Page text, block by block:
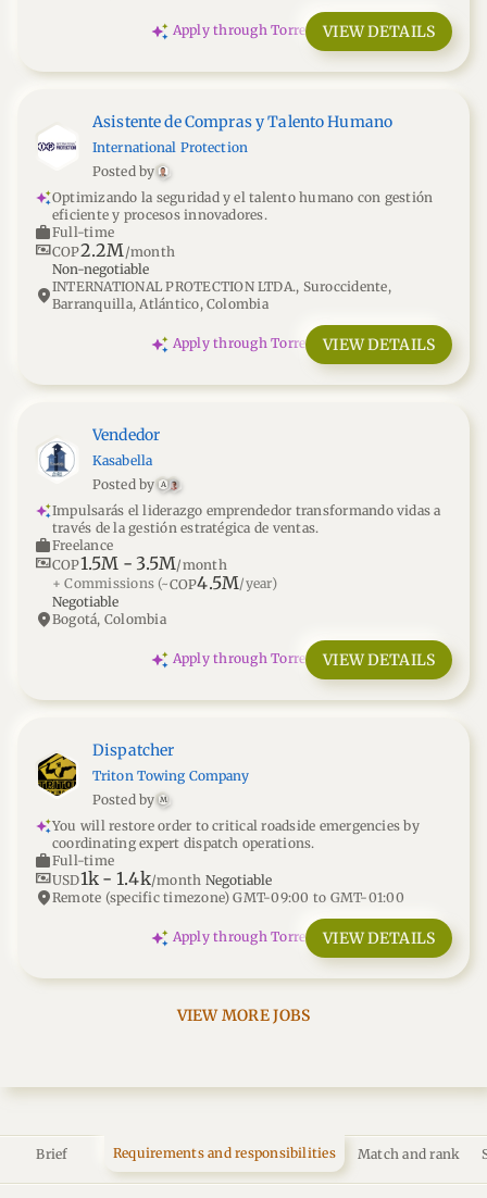
Brief Requirements and responsibilities Match and rank
Apply through Torre VIEW DETAILS
Asistente de Compras y Talento Humano
International Protection
Posted by
Optimizando la seguridad y el talento humano con gestión
eficiente y procesos innovadores.
workFull-time
universal_currency_altCOP2.2M /month
Non-negotiable
location_onINTERNATIONAL PROTECTION LTDA., Suroccidente,
Barranquilla, Atlántico, Colombia
Apply through Torre VIEW DETAILS
Vendedor
Kasabella
Posted by
A
Impulsarás el liderazgo emprendedor transformando vidas a
través de la gestión estratégica de ventas.
workFreelance
universal_currency_altCOP1.5M - 3.5M/month
+ Commissions (~COP4.5M/year)
Negotiable
location_onBogotá, Colombia
Apply through Torre VIEW DETAILS
Dispatcher
Triton Towing Company
Posted by M
You will restore order to critical roadside emergencies by
coordinating expert dispatch operations.
workFull-time
universal_currency_altUSD1k - 1.4k/month Negotiable
location_onRemote (specific timezone) GMT-09:00 to GMT-01:00
Apply through Torre VIEW DETAILS
VIEW MORE JOBS